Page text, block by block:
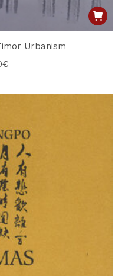
Urbanism
€